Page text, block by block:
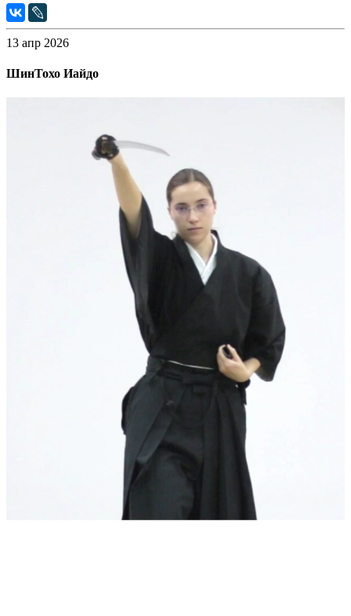
13 апр 2026
ШинТохо Иайдо